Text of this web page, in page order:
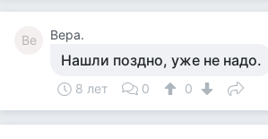
Ве Вера.
Нашли поздно, уже не надо.
8 лет 0 0